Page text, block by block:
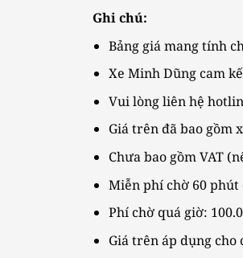
Ghi chú:
Bảng giá mang tính
Xe Minh Dũng cam
Vui lòng liên hệ
Giá trên đã bao gồm
Chưa bao gồm VAT
Miễn phí chờ 60 phút
Phí chờ quá giờ:
Giá trên áp dụng cho